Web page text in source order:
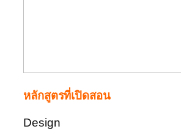
หลักสูตรที่เปิดสอน
Design